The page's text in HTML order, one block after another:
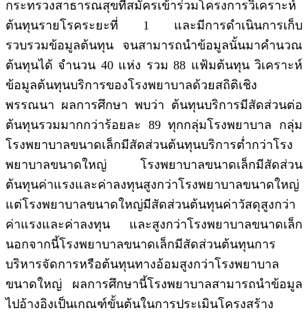
กระทรวงสาธารณสุขที่สมัครเข้าร่วมโครงการวิเคราะห์
ต้นทุนรายโรคระยะที่ 1 และมีการดำเนินการเก็บ
รวบรวมข้อมูลต้นทุน จนสามารถนำข้อมูลนั้นมาคำนวณ
ต้นทุนได้ จำนวน 40 แห่ง รวม 88 แฟ้มต้นทุน วิเคราะห์
ข้อมูลต้นทุนบริการของโรงพยาบาลด้วยสถิติเชิง
พรรณนา ผลการศึกษา พบว่า ต้นทุนบริการมีสัดส่วนต่อ
ต้นทุนรวมมากกว่าร้อยละ 89 ทุกกลุ่มโรงพยาบาล กลุ่ม
โรงพยาบาลขนาดเล็กมีสัดส่วนต้นทุนบริการต่ำกว่าโรง
พยาบาลขนาดใหญ่ โรงพยาบาลขนาดเล็กมีสัดส่วน
ต้นทุนค่าแรงและค่าลงทุนสูงกว่าโรงพยาบาลขนาดใหญ่
แต่โรงพยาบาลขนาดใหญ่มีสัดส่วนต้นทุนค่าวัสดุสูงกว่า
ค่าแรงและค่าลงทุน และสูงกว่าโรงพยาบาลขนาดเล็ก
นอกจากนี้โรงพยาบาลขนาดเล็กมีสัดส่วนต้นทุนการ
บริหารจัดการหรือต้นทุนทางอ้อมสูงกว่าโรงพยาบาล
ขนาดใหญ่ ผลการศึกษานี้โรงพยาบาลสามารถนำข้อมูล
ไปอ้างอิงเป็นเกณฑ์ขั้นต้นในการประเมินโครงสร้าง